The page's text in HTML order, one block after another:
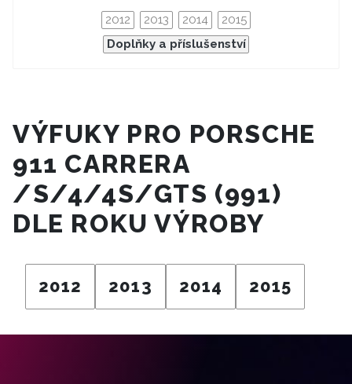
2012 2013 2014
2015
Doplňky a příslušenství
VÝFUKY PRO PORSCHE
911 CARRERA
/S/4/4S/GTS (991)
DLE ROKU VÝROBY
2012 2013 2014 2015